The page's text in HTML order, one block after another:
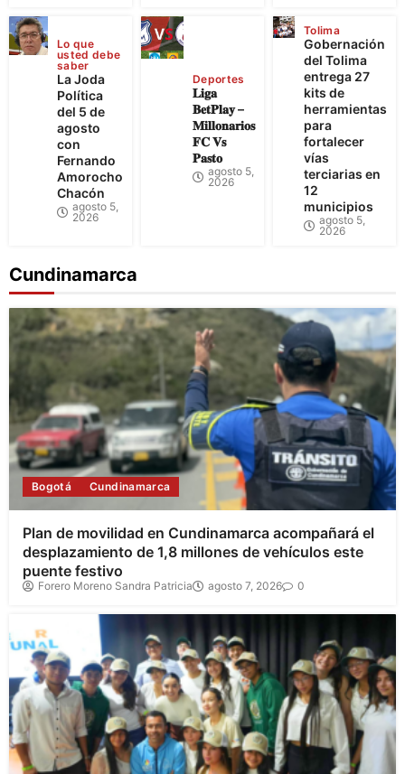
Lo que
usted debe
saber
La Joda
Política
del 5 de
agosto
con
Fernando
Amorocho
Chacón
agosto 5,
2026
Deportes
𝐋𝐢𝐠𝐚
𝐁𝐞𝐭𝐏𝐥𝐚𝐲 –
𝐌𝐢𝐥𝐥𝐨𝐧𝐚𝐫𝐢𝐨𝐬
𝐅𝐂 𝐕𝐬
𝐏𝐚𝐬𝐭𝐨
agosto 5,
2026
Tolima
Gobernación
del Tolima
entrega 27
kits de
herramientas
para
fortalecer
vías
terciarias en
12
municipios
agosto 5,
2026
Cundinamarca
Bogotá Cundinamarca
Plan de movilidad en Cundinamarca acompañará el
desplazamiento de 1,8 millones de vehículos este
puente festivo
Forero Moreno Sandra Patricia agosto 7, 2026 0